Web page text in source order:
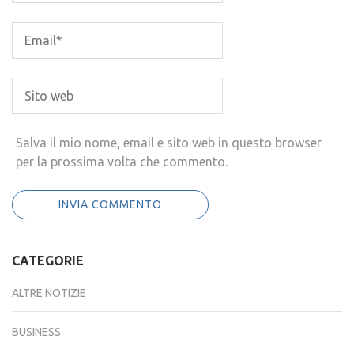
Salva il mio nome, email e sito web in questo browser
per la prossima volta che commento.
CATEGORIE
ALTRE NOTIZIE
BUSINESS